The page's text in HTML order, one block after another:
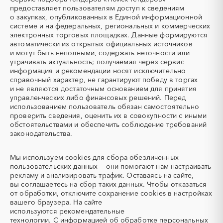
(Теплоэлектронагреватель)
депарафинизации скважин)
УКПГ
ЯТЭК
Аварийные работы
Авиаперевозка
Авиационные работы
Авиационные работы
вертолетами
Автобус
Автовозы
Автогрейдер
Автозапчасти
Автоматизация
Автомобили
Автомобильные весы
Авторский надзор
Автотранспорт
Автоцистерны пожарные
Адсорбенты
Акварель
Аквариумы
Аккумуляторы
Алкогольная продукция
Алмазное бурение
Алмазная резка
Алюминиевые
конструкции
Алюминиевые профили
Алюминий Аммоний
Московская область
Мурманская область
Ненецкий AО
Нижегородская область
Новгородская область
Новосибирская область
Омская область
Оренбургская область
Орловская область
Пензенская область
Пермский край
Приморский край
Псковская область
Ростовская область
Рязанская область
Самарская область
Санкт-Петербург
Саратовская область
Сахалинская область
Свердловская область
Севастополь
Тамбовская область
Татарстан
Тверская область
Томская область
Тульская область
Тыва
Тюменская область
Удмуртская республика
Ульяновская область
Хабаровский край
предоставляет пользователям доступ к сведениям
о закупках, опубликованных в Единой информационной
системе и на федеральных, региональных и коммерческих
электронных торговых площадках. Данные формируются
автоматически из открытых официальных источников
и могут быть неполными, содержать неточности или
утрачивать актуальность; получаемая через сервис
информация и рекомендации носят исключительно
справочный характер, не гарантируют победу в торгах
и не являются достаточным основанием для принятия
управленческих либо финансовых решений. Перед
использованием пользователь обязан самостоятельно
проверить сведения, оценить их в совокупности с иными
обстоятельствами и обеспечить соблюдение требований
законодательства.
Мы используем cookies для сбора обезличенных
пользовательских данных — они помогают нам настраивать
рекламу и анализировать трафик. Оставаясь на сайте,
вы соглашаетесь на сбор таких данных. Чтобы отказаться
от обработки, отключите сохранение cookies в настройках
вашего браузера. На сайте
используются рекомендательные
технологии. С информацией об обработке персональных